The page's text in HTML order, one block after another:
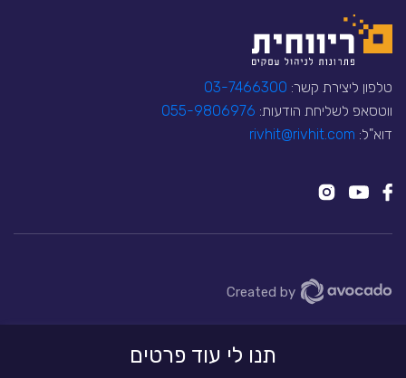
טלפון ליצירת קשר: 03-7466300
ווטסאפ לשליחת הודעות: 055-9806976
דוא"ל: rivhit@rivhit.com
Created by
תנו לי עוד פרטים
אתר זה משתמש בקבצי עוגיות כדי להעניק לכם
שירות טוב יותר
קרא עוד